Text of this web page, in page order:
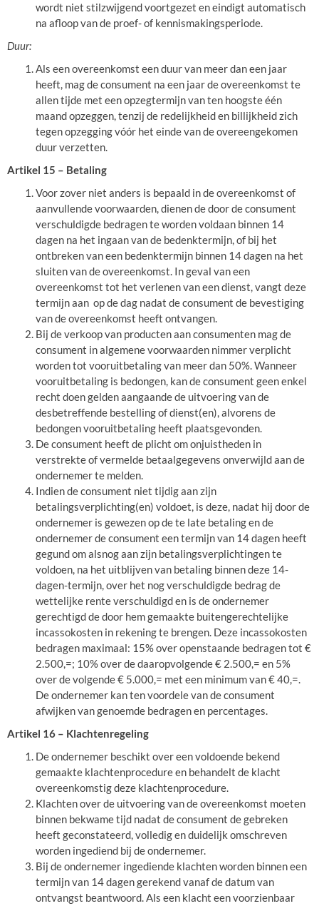
wordt niet stilzwijgend voortgezet en eindigt automatisch
na afloop van de proef- of kennismakingsperiode.
Duur:
Als een overeenkomst een duur van meer dan een jaar
heeft, mag de consument na een jaar de overeenkomst te
allen tijde met een opzegtermijn van ten hoogste één
maand opzeggen, tenzij de redelijkheid en billijkheid zich
tegen opzegging vóór het einde van de overeengekomen
duur verzetten.
Artikel 15 – Betaling
Voor zover niet anders is bepaald in de overeenkomst of
aanvullende voorwaarden, dienen de door de consument
verschuldigde bedragen te worden voldaan binnen 14
dagen na het ingaan van de bedenktermijn, of bij het
ontbreken van een bedenktermijn binnen 14 dagen na het
sluiten van de overeenkomst. In geval van een
overeenkomst tot het verlenen van een dienst, vangt deze
termijn aan op de dag nadat de consument de bevestiging
van de overeenkomst heeft ontvangen.
Bij de verkoop van producten aan consumenten mag de
consument in algemene voorwaarden nimmer verplicht
worden tot vooruitbetaling van meer dan 50%. Wanneer
vooruitbetaling is bedongen, kan de consument geen enkel
recht doen gelden aangaande de uitvoering van de
desbetreffende bestelling of dienst(en), alvorens de
bedongen vooruitbetaling heeft plaatsgevonden.
De consument heeft de plicht om onjuistheden in
verstrekte of vermelde betaalgegevens onverwijld aan de
ondernemer te melden.
Indien de consument niet tijdig aan zijn
betalingsverplichting(en) voldoet, is deze, nadat hij door de
ondernemer is gewezen op de te late betaling en de
ondernemer de consument een termijn van 14 dagen heeft
gegund om alsnog aan zijn betalingsverplichtingen te
voldoen, na het uitblijven van betaling binnen deze 14-
dagen-termijn, over het nog verschuldigde bedrag de
wettelijke rente verschuldigd en is de ondernemer
gerechtigd de door hem gemaakte buitengerechtelijke
incassokosten in rekening te brengen. Deze incassokosten
bedragen maximaal: 15% over openstaande bedragen tot €
2.500,=; 10% over de daaropvolgende € 2.500,= en 5%
over de volgende € 5.000,= met een minimum van € 40,=.
De ondernemer kan ten voordele van de consument
afwijken van genoemde bedragen en percentages.
Artikel 16 – Klachtenregeling
De ondernemer beschikt over een voldoende bekend
gemaakte klachtenprocedure en behandelt de klacht
overeenkomstig deze klachtenprocedure.
Klachten over de uitvoering van de overeenkomst moeten
binnen bekwame tijd nadat de consument de gebreken
heeft geconstateerd, volledig en duidelijk omschreven
worden ingediend bij de ondernemer.
Bij de ondernemer ingediende klachten worden binnen een
termijn van 14 dagen gerekend vanaf de datum van
ontvangst beantwoord. Als een klacht een voorzienbaar